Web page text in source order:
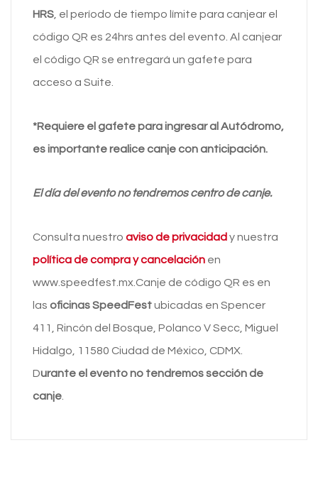
HRS , el período de tiempo límite para canjear el
código QR es 24hrs antes del evento. Al canjear
el código QR se entregará un gafete para
acceso a Suite.
*Requiere el gafete para ingresar al Autódromo,
es importante realice canje con anticipación.
El día del evento no tendremos centro de canje.
Consulta nuestro aviso de privacidad y nuestra
política de compra y cancelación en
www.speedfest.mx.Canje de código QR es en
las oficinas SpeedFestubicadas en Spencer
411, Rincón del Bosque, Polanco V Secc, Miguel
Hidalgo, 11580 Ciudad de México, CDMX.
Durante el evento no tendremos sección de
canje